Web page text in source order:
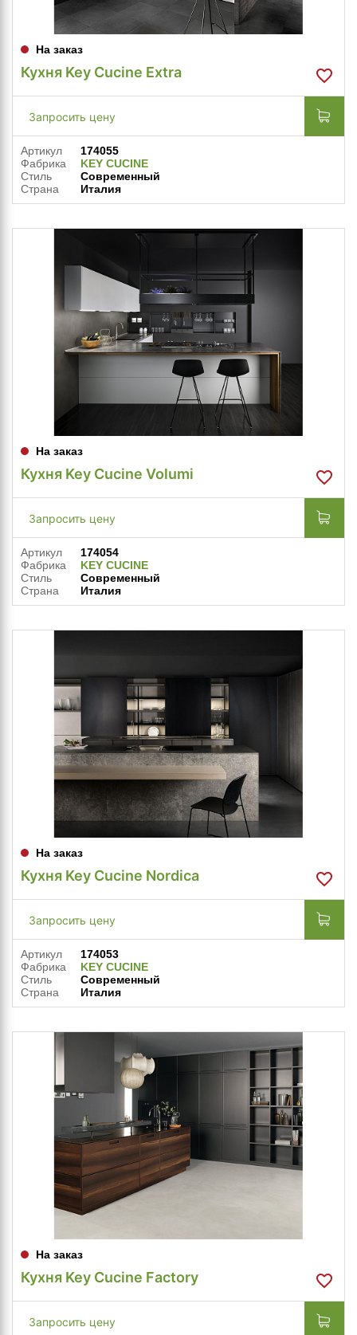
На заказ
Кухня Key Cucine Extra
Запросить цену
Артикул
174055
Фабрика
KEY CUCINE
Стиль
Современный
Страна
Италия
На заказ
Кухня Key Cucine Volumi
Запросить цену
Артикул
174054
Фабрика
KEY CUCINE
Стиль
Современный
Страна
Италия
На заказ
Кухня Key Cucine Nordica
Запросить цену
Артикул
174053
Фабрика
KEY CUCINE
Стиль
Современный
Страна
Италия
На заказ
Кухня Key Cucine Factory
Запросить цену